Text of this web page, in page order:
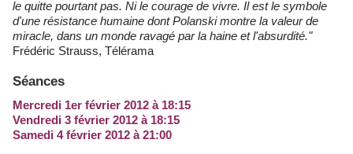
le quitte pourtant pas. Ni le courage de vivre. Il est le symbole
d'une résistance humaine dont Polanski montre la valeur de
miracle, dans un monde ravagé par la haine et l'absurdité."
Frédéric Strauss, Télérama
Séances
Mercredi 1er février 2012 à 18:15
Vendredi 3 février 2012 à 18:15
Samedi 4 février 2012 à 21:00